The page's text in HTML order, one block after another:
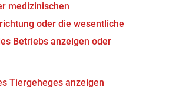
medizinischen
oder die wesentliche
Betriebs anzeigen oder
Tiergeheges anzeigen